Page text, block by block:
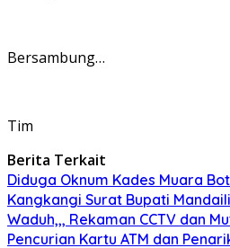
Bersambung…
Tim
Berita Terkait
Diduga Oknum Kades Muara
Kangkangi Surat Bupati
Waduh,,, Rekaman CCTV dan
Pencurian Kartu ATM dan